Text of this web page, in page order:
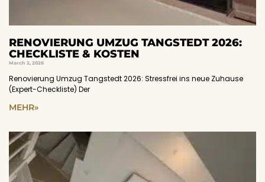
RENOVIERUNG UMZUG TANGSTEDT 2026:
CHECKLISTE & KOSTEN
March 2, 2026
Renovierung Umzug Tangstedt 2026: Stressfrei ins neue Zuhause
(Expert-Checkliste) Der
MEHR»